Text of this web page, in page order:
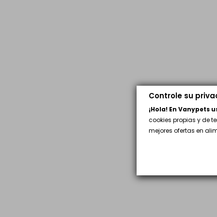
Controle su
¡Hola! En Vanypets
cookies propias y de
mejores ofertas en